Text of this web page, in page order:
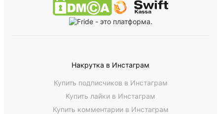
Накрутка в Инстаграм
Купить подписчиков в Инстаграм
Купить лайки в Инстаграм
Купить комментарии в Инстаграм